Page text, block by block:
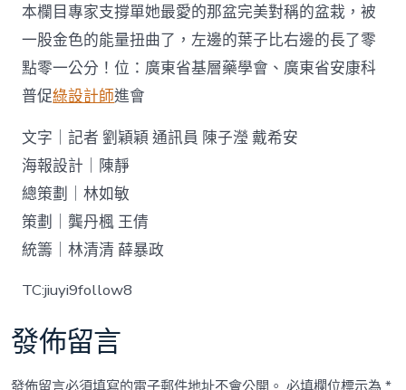
本欄目專家支撐單她最愛的那盆完美對稱的盆栽，被
一股金色的能量扭曲了，左邊的葉子比右邊的長了零
點零一公分！位：廣東省基層藥學會、廣東省安康科
普促綠設計師進會
文字｜記者 劉穎穎 通訊員 陳子瀅 戴希安
海報設計｜陳靜
總策劃｜林如敏
策劃｜龔丹楓 王倩
統籌｜林清清 薛暴政
TC:jiuyi9follow8
發佈留言
發佈留言必須填寫的電子郵件地址不會公開。 必填欄位標示為*